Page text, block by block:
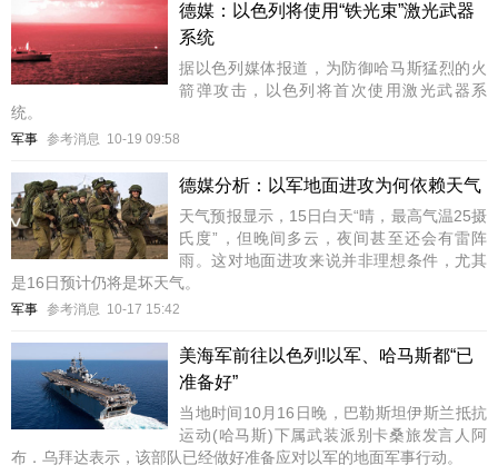
德媒：以色列将使用“铁光束”激光武器
系统
据以色列媒体报道，为防御哈马斯猛烈的火
箭弹攻击，以色列将首次使用激光武器系
统。
军事 参考消息 10-19 09:58
德媒分析：以军地面进攻为何依赖天气
天气预报显示，15日白天“晴，最高气温25摄
氏度”，但晚间多云，夜间甚至还会有雷阵
雨。这对地面进攻来说并非理想条件，尤其
是16日预计仍将是坏天气。
军事 参考消息 10-17 15:42
美海军前往以色列!以军、哈马斯都“已
准备好”
当地时间10月16日晚，巴勒斯坦伊斯兰抵抗
运动(哈马斯)下属武装派别卡桑旅发言人阿
布．乌拜达表示，该部队已经做好准备应对以军的地面军事行动。